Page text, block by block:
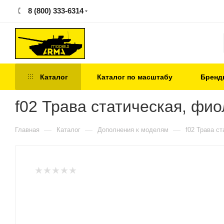
8 (800) 333-6314
Каталог Каталог по масштабу
f02 Трава статическая,
Главная — Каталог — Дополнения к моделям — f02 Трава